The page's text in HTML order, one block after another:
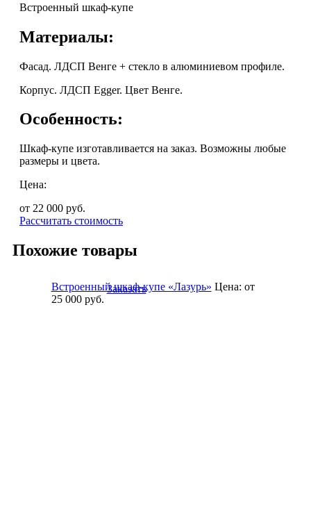
Встроенный шкаф-купе
Материалы:
Фасад. ЛДСП Венге + стекло в алюминиевом профиле.
Корпус. ЛДСП Egger. Цвет Венге.
Особенность:
Шкаф-купе изготавливается на заказ. Возможны любые
размеры и цвета.
Цена:
от 22 000 руб.
Рассчитать стоимость
Похожие товары
Встроенный шкаф-купе «Лазурь» Цена: от
25 000руб.
Заказать